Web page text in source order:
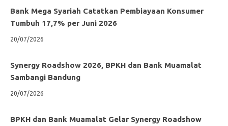
Bank Mega Syariah Catatkan Pembiayaan Konsumer
Tumbuh 17,7% per Juni 2026
20/07/2026
Synergy Roadshow 2026, BPKH dan Bank Muamalat
Sambangi Bandung
20/07/2026
BPKH dan Bank Muamalat Gelar Synergy Roadshow